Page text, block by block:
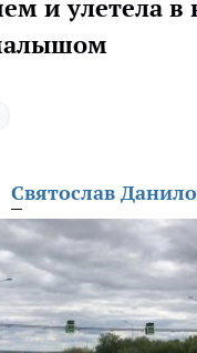
и улетела в
Святослав